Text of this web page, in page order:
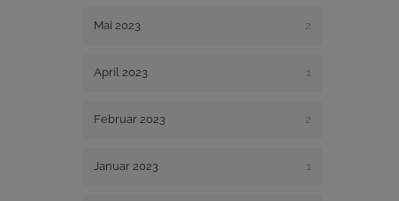
Mai 2023 2
April 2023 1
Februar 2023 2
Januar 2023 1